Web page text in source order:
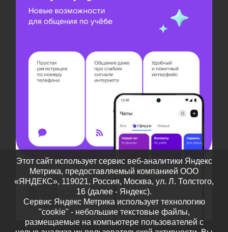
Этот сайт использует сервис веб-аналитики Яндекс
Метрика, предоставляемый компанией ООО
«ЯНДЕКС», 119021, Россия, Москва, ул. Л. Толстого,
16 (далее - Яндекс).
Сервис Яндекс Метрика использует технологию
"cookie" - небольшие текстовые файлы,
размещаемые на компьютере пользователей с